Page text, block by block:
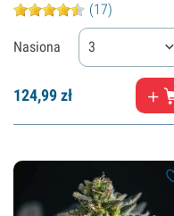
(17)
Nasiona 3
124,99zł